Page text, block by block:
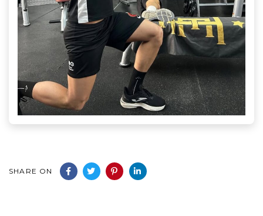
SHARE ON